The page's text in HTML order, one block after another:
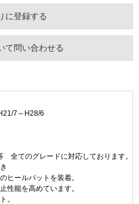
に登録する
て問い合わせる
7～H28/6
全てのグレードに対応しております。
ヒールパットを装着。
性能を高めています。
。